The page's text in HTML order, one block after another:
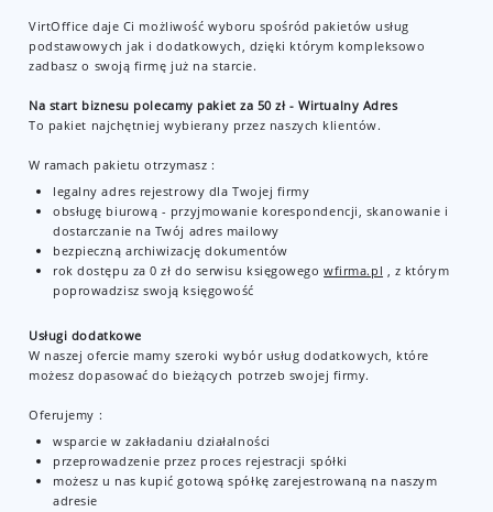
VirtOffice daje Ci możliwość wyboru spośród pakietów usług
podstawowych jak i dodatkowych, dzięki którym kompleksowo
zadbasz o swoją firmę już na starcie.
Na start biznesu polecamy pakiet za 50 zł - Wirtualny Adres
To pakiet najchętniej wybierany przez naszych klientów.
W ramach pakietu otrzymasz :
legalny adres rejestrowy dla Twojej firmy
obsługę biurową - przyjmowanie korespondencji, skanowanie i
dostarczanie na Twój adres mailowy
bezpieczną archiwizację dokumentów
rok dostępu za 0 zł do serwisu księgowegowfirma.pl , z którym
poprowadzisz swoją księgowość
Usługi dodatkowe
W naszej ofercie mamy szeroki wybór usług dodatkowych, które
możesz dopasować do bieżących potrzeb swojej firmy.
Oferujemy :
wsparcie w zakładaniu działalności
przeprowadzenie przez proces rejestracji spółki
możesz u nas kupić gotową spółkę zarejestrowaną na naszym
adresie